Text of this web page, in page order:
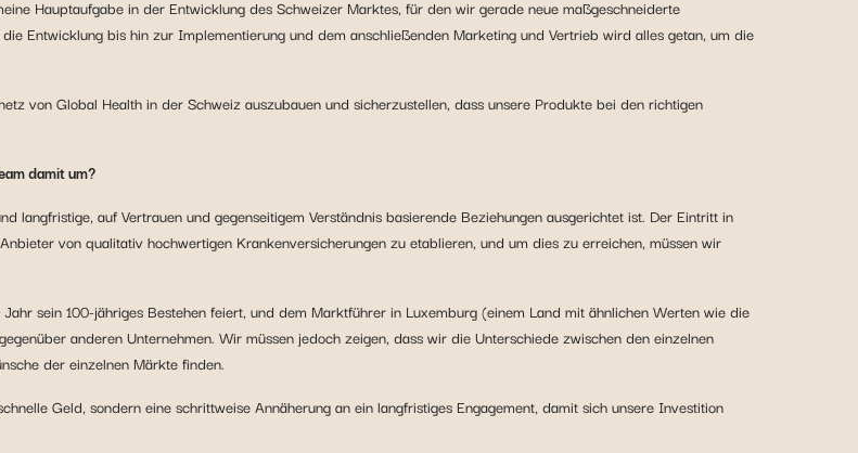
Hauptaufgabe in der Entwicklung des Schweizer Marktes, für den wir gerade neue maßgeschneiderte
Entwicklung bis hin zur Implementierung und dem anschließenden Marketing und Vertrieb wird alles getan, um die
von Global Health in der Schweiz auszubauen und sicherzustellen, dass unsere Produkte bei den richtigen
damit um?
auf Vertrauen und gegenseitigem Verständnis basierende Beziehungen ausgerichtet ist. Der Eintritt in
von qualitativ hochwertigen Krankenversicherungen zu etablieren, und um dies zu erreichen, müssen wir
sein 100-jähriges Bestehen feiert, und dem Marktführer in Luxemburg (einem Land mit ähnlichen Werten wie die
anderen Unternehmen. Wir müssen jedoch zeigen, dass wir die Unterschiede zwischen den einzelnen
der einzelnen Märkte finden.
Geld, sondern eine schrittweise Annäherung an ein langfristiges Engagement, damit sich unsere Investition